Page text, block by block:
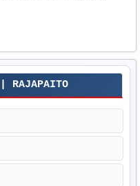
RAJAPAITO